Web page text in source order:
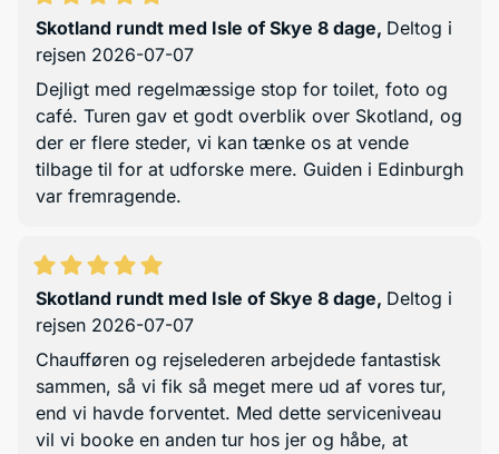
Skotland rundt med Isle of Skye 8 dage, Deltog i
rejsen 2026-07-07
Dejligt med regelmæssige stop for toilet, foto og
café. Turen gav et godt overblik over Skotland, og
der er flere steder, vi kan tænke os at vende
tilbage til for at udforske mere. Guiden i Edinburgh
var fremragende.
Skotland rundt med Isle of Skye 8 dage, Deltog i
rejsen 2026-07-07
Chaufføren og rejselederen arbejdede fantastisk
sammen, så vi fik så meget mere ud af vores tur,
end vi havde forventet. Med dette serviceniveau
vil vi booke en anden tur hos jer og håbe, at